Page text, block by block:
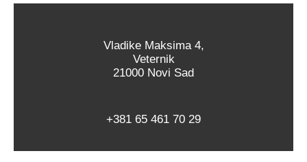
Vladike Maksima 4,
Veternik
21000 Novi Sad
+381 65 461 70 29